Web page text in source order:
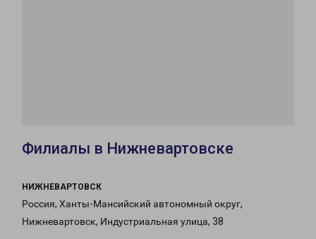
Филиалы в Нижневартовске
НИЖНЕВАРТОВСК
Россия, Ханты-Мансийский автономный округ,
Нижневартовск, Индустриальная улица, 38